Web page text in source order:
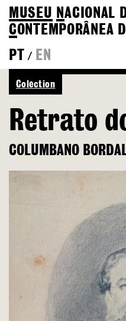
MUSEU NACIONAL
CONTEMPORÂNEA
PT
/ EN
Colection
Retrato
COLUMBANO